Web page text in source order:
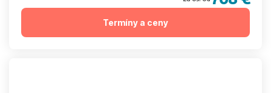
Termíny a ceny